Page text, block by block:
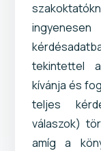
tekintettel
kívánja és
teljes
válaszok)
amíg a